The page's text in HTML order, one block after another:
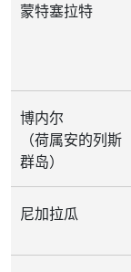
蒙特塞拉特
博内尔
（荷属安的列斯
群岛）
尼加拉瓜